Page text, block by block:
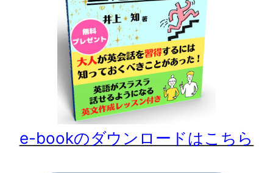
e-bookのダウンロードはこちら